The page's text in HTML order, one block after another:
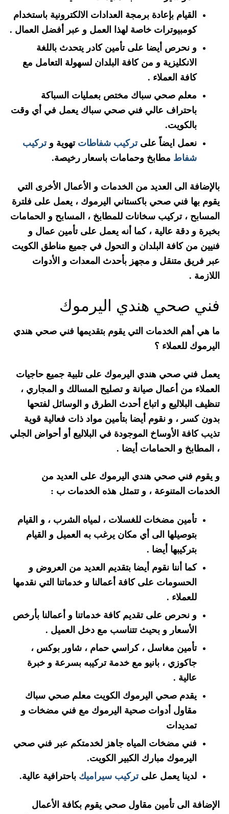
القيام بإعادة برمجة العدادات الالكترونية باستخدام
كومبيوترات خاصة لهذا العمل و عبر أفضل العمال .
و نحرص أيضا على تأمين كادر يتحدث باللغة
الانكليزية و من كافة البلدان لسهولة التعامل مع
كافة العملاء .
معلم صحي سباك مختص بعمليات السباكة
باحتراف عالي فني صحي سباك يعمل في أي وقت
بالكويت.
نعمل ايضاً علىتركيب شفاطات تهوية وتركيب
شفاط مطابخ وحمامات باسعار رخيصة.
بالإضافة الى العديد من الخدمات و الأعمال الأخرى التي
يقوم بها فني صحي باكستاني اليرموك ، يعمل على فلترة
المسابح ، تركيب سخانات للمطابخ ، المسابح و الحمامات
بخبرة و دقة عالية ، كما أنه يعمل على تأمين عمال و
فنيين من كافة البلدان و التحول في جميع مناطق الكويت
عبر فريق متنقل و مجهز بأحدث المعدات و الأدوات
اللازمة .
فني صحي هندي اليرموك
ما هي أهم الخدمات التي يقوم بتقديمها فني صحي هندي
اليرموك للعملاء ؟
يعمل فني صحي هندي اليرموك على تلبية جميع حاجيات
العملاء من أعمال صيانة و تصليح المسالك و المجاري ،
تنظيف البلاليع و اتباع أحدث الطرق و الوسائل لفتحها
بدون كسر ، و نقوم أيضا بتأمين مواد ذات فعالية قوية
تذيب كافة الأوساخ الموجودة في البلاليع أو أحواض الجلي
، المطابخ و الحمامات أيضا .
و يقوم فني صحي هندي اليرموك على العديد من
الخدمات المتنوعة ، و تتمثل هذه الخدمات ب :
تأمين مضخات للغسلات ، لمياه الشرب ، و القيام
بتوصيلها الى أي مكان يرغب به العميل و القيام
بتركيبها أيضا .
كما أننا نقوم أيضا بتقديم العديد من العروض و
الحسومات على كافة أعمالنا و خدماتنا التي نقدمها
للعملاء .
و نحرص على تقديم كافة خدماتنا و أعمالنا بأرخص
الأسعار و بحيث تتناسب مع دخل العميل .
تأمين مغاسل ، كراسي حمام ، شاور بوكس ،
جاكوزي ، بانيو مع خدمة تركيبه بسرعة و خبرة
عالية .
يقدم صحي اليرموك الكويت معلم صحي سباك
مقاول أدوات صحية اليرموك مع فني مضخات و
تمديدات
فني مضخات المياه جاهز لخدمتكم عبر فني صحي
اليرموك مبارك الكبير الكويت.
لدينا يعمل علىتركيب سيراميك باحترافية عالية.
الإضافة الى تأمين مقاول صحي يقوم بكافة الأعمال